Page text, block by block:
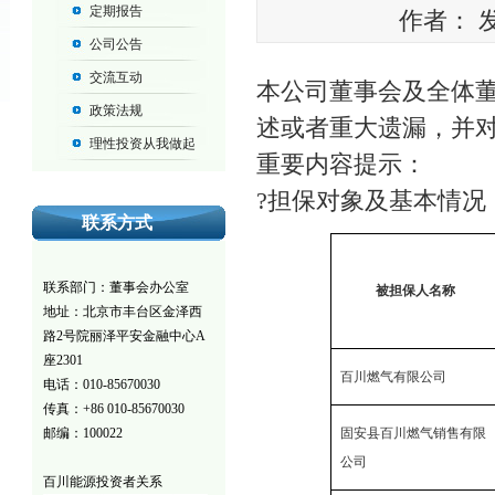
定期报告
公司公告
交流互动
政策法规
理性投资从我做起
联系方式
联系部门：董事会办公室
地址：北京市丰台区金泽西
路2号院丽泽平安金融中心A
座2301
电话：010-85670030
传真：+86 010-85670030
邮编：100022
百川能源投资者关系
作者：
本公司董事会及全体
述或者重大遗漏，并
重要内容提示：
?担保对象及基本情况
被担保人名称
百川燃气有限公司
固安县百川燃气销售有限
公司